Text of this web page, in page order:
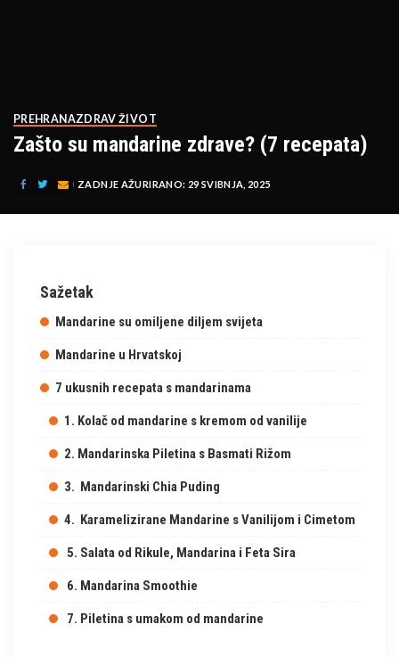
PREHRANAZDRAV ŽIVOT
Zašto su mandarine zdrave? (7 recepata)
ZADNJE AŽURIRANO: 29 SVIBNJA, 2025
Sažetak
Mandarine su omiljene diljem svijeta
Mandarine u Hrvatskoj
7 ukusnih recepata s mandarinama
1. Kolač od mandarine s kremom od vanilije
2. Mandarinska Piletina s Basmati Rižom
3. Mandarinski Chia Puding
4. Karamelizirane Mandarine s Vanilijom i Cimetom
5. Salata od Rikule, Mandarina i Feta Sira
6. Mandarina Smoothie
7. Piletina s umakom od mandarine